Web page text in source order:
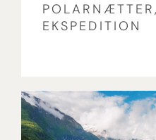
EKSPEDITION